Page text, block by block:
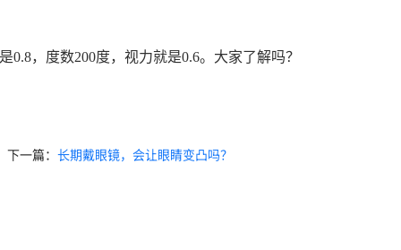
，度数200度，视力就是0.6。大家了解吗？
下一篇：长期戴眼镜，会让眼睛变凸吗？